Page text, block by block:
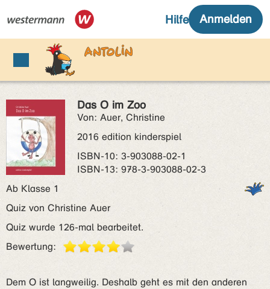
Das O im Zoo
Von: Auer, Christine
2016 edition kinderspiel
ISBN‑10: 3-903088-02-1
ISBN‑13: 978-3-903088-02-3
Ab Klasse 1
Quiz von Christine Auer
Quiz wurde 126-mal bearbeitet.
Bewertung:
Dem O ist langweilig. Deshalb geht es mit den anderen